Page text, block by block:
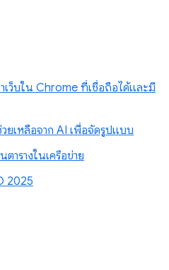
ว็บใน Chrome ที่เชื่อถือได้และมี
ยเหลือจาก AI เพื่อจัดรูปแบบ
ารางในเครือข่าย
2025